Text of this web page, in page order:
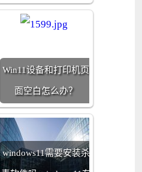
Win11设备和打印机页
面空白怎么办？
windows11需要安装杀